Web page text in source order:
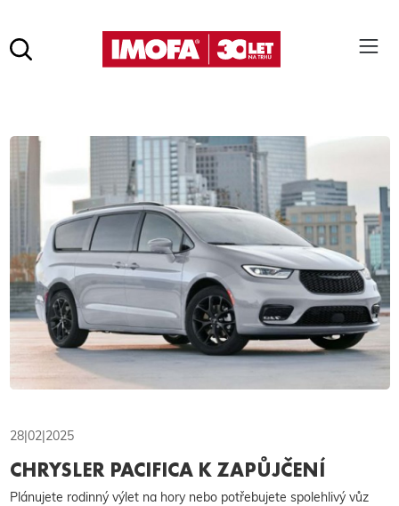
28|02|2025
CHRYSLER PACIFICA K ZAPŮJČENÍ
Plánujete rodinný výlet na hory nebo potřebujete spolehlivý vůz